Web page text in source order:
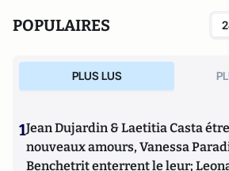
POPULAIRES
PLUS LUS
1Jean Dujardin & Laetitia Casta
nouveaux amours, Vanessa
Benchetrit enterrent le leur;